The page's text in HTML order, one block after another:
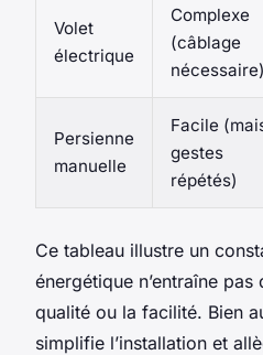
Volet
électrique
Complexe
(câblage
nécessaire)
Persienne
manuelle
Facile
gestes
répétés)
Ce tableau illustre un
énergétique n’entraîne
qualité ou la facilité. Bien
simplifie l’installation et